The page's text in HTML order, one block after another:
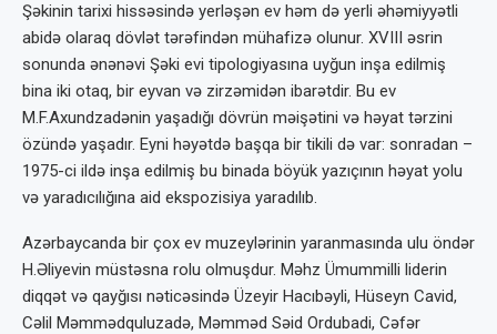
Şəkinin tarixi hissəsində yerləşən ev həm də yerli əhəmiyyətli
abidə olaraq dövlət tərəfindən mühafizə olunur. XVIII əsrin
sonunda ənənəvi Şəki evi tipologiyasına uyğun inşa edilmiş
bina iki otaq, bir eyvan və zirzəmidən ibarətdir. Bu ev
M.F.Axundzadənin yaşadığı dövrün məişətini və həyat tərzini
özündə yaşadır. Eyni həyətdə başqa bir tikili də var: sonradan –
1975-ci ildə inşa edilmiş bu binada böyük yazıçının həyat yolu
və yaradıcılığına aid ekspozisiya yaradılıb.
Azərbaycanda bir çox ev muzeylərinin yaranmasında ulu öndər
H.Əliyevin müstəsna rolu olmuşdur. Məhz Ümummilli liderin
diqqət və qayğısı nəticəsində Üzeyir Hacıbəyli, Hüseyn Cavid,
Cəlil Məmmədquluzadə, Məmməd Səid Ordubadi, Cəfər